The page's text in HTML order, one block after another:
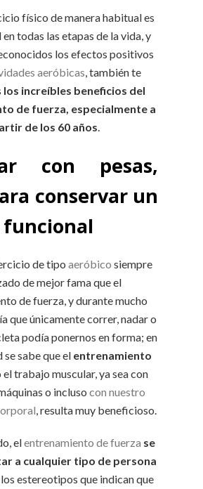
físico de manera habitual es
todas las etapas de la vida, y
los efectos positivos
aeróbicas, también te
los increíbles beneficios del
de fuerza, especialmente a
de los 60 años.
con pesas,
conservar un
de tipo aeróbico siempre
de mejor fama que el
de fuerza, y durante mucho
que únicamente correr, nadar o
podía ponernos en forma; en
sabe que el entrenamiento
el trabajo muscular, ya sea con
o incluso con nuestro
, resulta muy beneficioso.
elentrenamiento de fuerza se
a cualquier tipo de persona
estereotipos que indican que